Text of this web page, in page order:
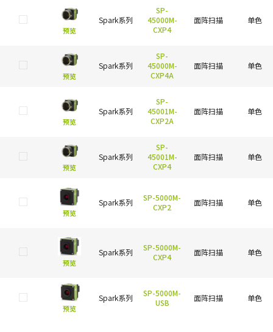
预览
Spark系列
SP-
45000M-
CXP4
面阵扫描 单色
预览
Spark系列
SP-
45000M-
CXP4A
面阵扫描 单色
预览
Spark系列
SP-
45001M-
CXP2A
面阵扫描 单色
预览
Spark系列
SP-
45001M-
CXP4
面阵扫描 单色
预览
Spark系列
SP-5000M-
CXP2
面阵扫描 单色
预览
Spark系列
SP-5000M-
CXP4
面阵扫描 单色
预览
Spark系列
SP-5000M-
USB
面阵扫描 单色